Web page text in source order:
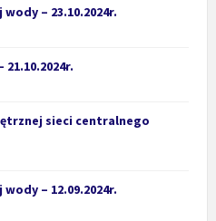
– 23.10.2024r.
sieci centralnego
– 12.09.2024r.